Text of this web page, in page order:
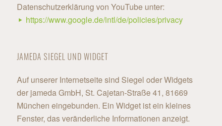
Datenschutzerklärung von YouTube unter:
https://www.google.de/intl/de/policies/privacy
JAMEDA SIEGEL UND WIDGET
Auf unserer Internetseite sind Siegel oder Widgets
der jameda GmbH, St. Cajetan-Straße 41, 81669
München eingebunden. Ein Widget ist ein kleines
Fenster, das veränderliche Informationen anzeigt.